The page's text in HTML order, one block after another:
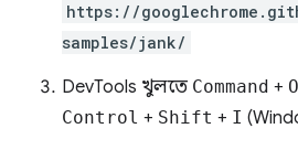
https://
samples/jank/
DevTools খুলতে Command +
Control + Shift + I